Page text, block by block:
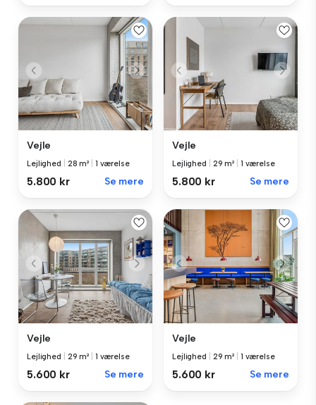
Vejle
Lejlighed 28 m² 1 værelse
5.800 kr Se mere
Vejle
Lejlighed 29 m² 1 værelse
5.800 kr Se mere
Vejle
Lejlighed 29 m² 1 værelse
5.600 kr Se mere
Vejle
Lejlighed 29 m² 1 værelse
5.600 kr Se mere